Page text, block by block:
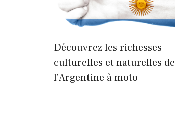
Découvrez les richesses
culturelles et naturelles de
l’Argentine à moto